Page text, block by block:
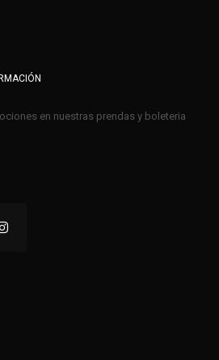
en nuestras prendas y boleteria